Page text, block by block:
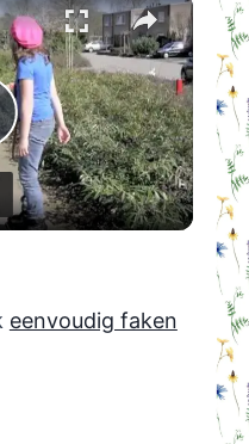
eenvoudig faken